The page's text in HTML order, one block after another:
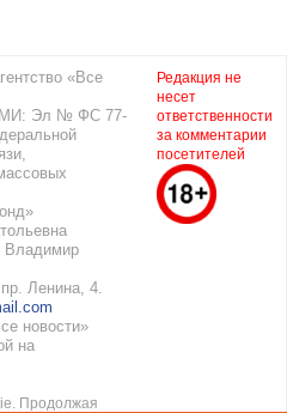
«Все
СМИ: Эл № ФС 77-
Владимир
Ленина, 4.
новости»
на
Продолжая
Редакция не
несет
ответственности
за комментарии
посетителей